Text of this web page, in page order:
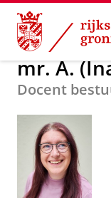
Skip
Content
Skip
Navigation
Over ons
mr. A.
Docent